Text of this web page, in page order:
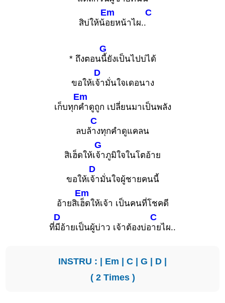
สิบ่ให้น้
Em
อยหน้าไผ..
C
* ถึงตอน
G
นี้ยังเป็นไปบ่ได้
ขอให้เ
D
จ้ามั่นใจเดอนาง
เก็บทุก
Em
คำดูถูก เปลี่ยนมาเป็นพลัง
ลบล้
C
างทุกคำดูแคลน
สิเฮ็ดให้เ
G
จ้าภูมิใจในโตอ้าย
ขอให้เ
D
จ้ามั่นใจผู้ชายคนนี้
อ้ายสิเ
Em
ฮ็ดให้เจ้า เป็นคนที่โชคดี
ที่
D
มีอ้ายเป็นผู้บ่าว เจ้าต้องบ่อ
C
ายไผ..
INSTRU : | Em | C | G | D |
( 2 Times )